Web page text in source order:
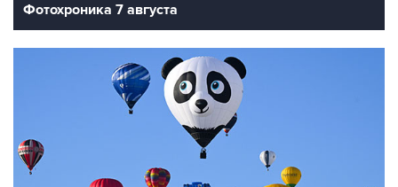
Фотохроника 7 августа